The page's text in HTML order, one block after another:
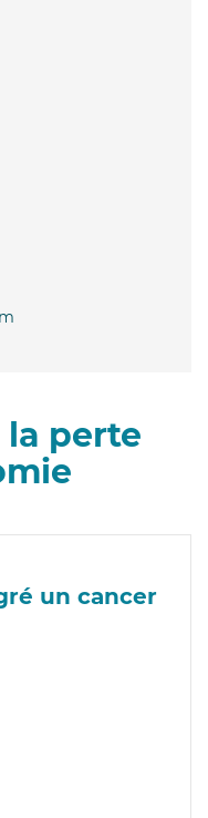
perte
un cancer